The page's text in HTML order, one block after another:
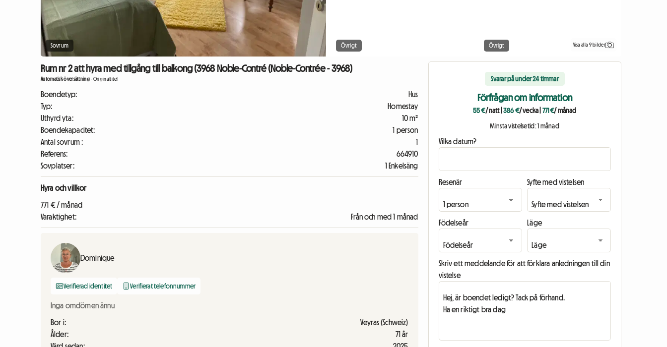
Sovrum Övrigt Övrigt Visa alla 9 bilder
Rum nr 2 att hyra med tillgång till balkong (3968 Noble-Contré (Noble-Contrée - 3968)
Automatisk översättning-Originaltitel
Boendetyp:
Hus
Typ:
Homestay
Uthyrd yta:
10 m²
Boendekapacitet:
1 person
Antal sovrum :
1
Referens:
664910
Sovplatser:
1 Enkelsäng
Hyra och villkor
771 € / månad
Varaktighet:
Från och med 1 månad
Dominique
Verifierad identitet Verifierat telefonnummer
Inga omdömen ännu
Bor i:
Veyras (Schweiz)
Ålder:
71 år
Svarar på under 24 timmar
Förfrågan om information
55 €/ natt|386 €/ vecka 771 €/ månad
Minsta vistelsetid: 1 månad
Vilka datum?
Resenär Syfte med vistelsen
Födelseår Läge
Skriv ett meddelande för att förklara anledningen till din
vistelse